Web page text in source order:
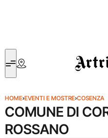
Artribune
HOME›EVENTI E MOSTRE›COSENZA
COMUNE DI
ROSSANO